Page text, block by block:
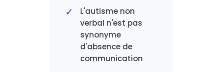
L'autisme non
verbal n'est pas
synonyme
d'absence de
communication